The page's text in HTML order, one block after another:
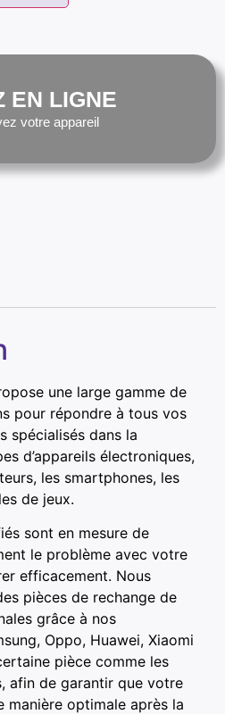
EN LIGNE
votre appareil
une large gamme de
pour répondre à tous vos
spécialisés dans la
d’appareils électroniques,
les smartphones, les
de jeux.
sont en mesure de
le problème avec votre
efficacement. Nous
pièces de rechange de
grâce à nos
Oppo, Huawei, Xiaomi
pièce comme les
afin de garantir que votre
manière optimale après la